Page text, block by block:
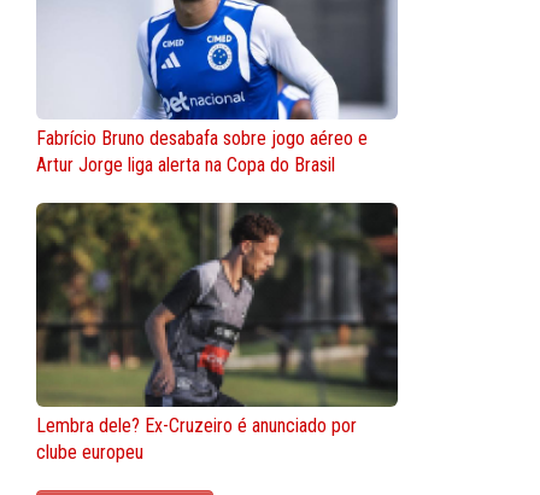
Fabrício Bruno desabafa sobre jogo aéreo e
Artur Jorge liga alerta na Copa do Brasil
Lembra dele? Ex-Cruzeiro é anunciado por
clube europeu